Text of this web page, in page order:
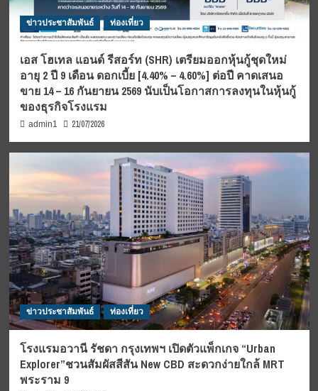
ข่าวประชาสัมพันธ์ ท่องเที่ยว
เอส โฮเทล แอนด์ รีสอร์ท (SHR) เตรียมออกหุ้นกู้ชุดใหม่
อายุ 2 ปี 9 เดือน ดอกเบี้ย [4.40% – 4.60%] ต่อปี คาดเสนอ
ขาย 14 – 16 กันยายน 2569 นับเป็นโอกาสการลงทุนในหุ้นกู้
ของธุรกิจโรงแรม
admin1 21/07/2026
ข่าวประชาสัมพันธ์ ท่องเที่ยว
โรงแรมอวานี รัชดา กรุงเทพฯ เปิดตัวแพ็กเกจ “Urban
Explorer”ชวนสัมผัสสีสัน New CBD สะดวกง่ายใกล้ MRT
พระราม 9